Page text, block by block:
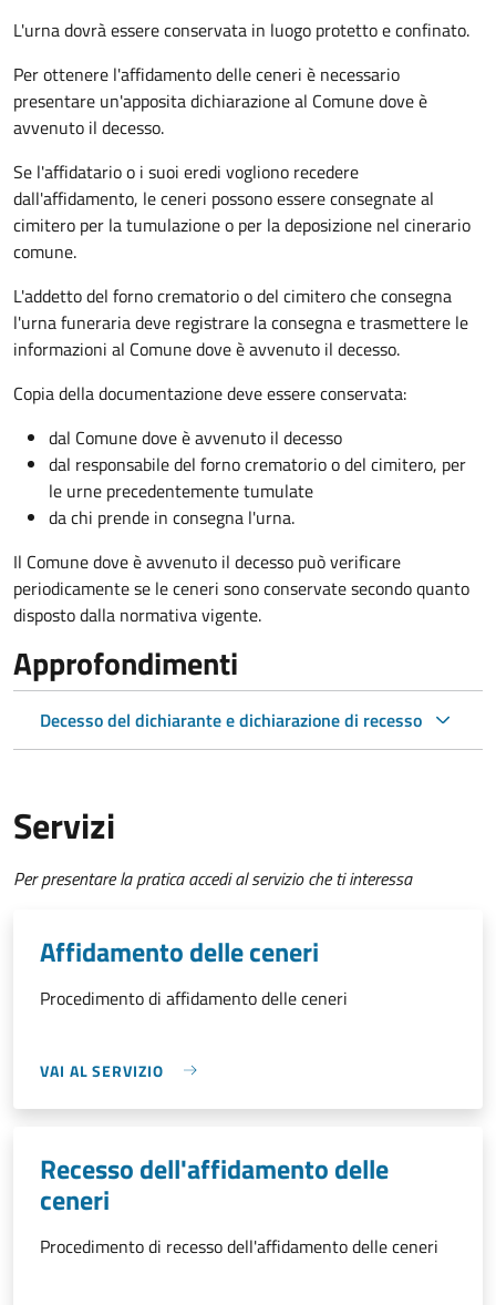
L'urna dovrà essere conservata in luogo protetto e confinato.
Per ottenere l'affidamento delle ceneri è necessario
presentare un'apposita dichiarazione al Comune dove è
avvenuto il decesso.
Se l'affidatario o i suoi eredi vogliono recedere
dall'affidamento, le ceneri possono essere consegnate al
cimitero per la tumulazione o per la deposizione nel cinerario
comune.
L'addetto del forno crematorio o del cimitero che consegna
l'urna funeraria deve registrare la consegna e trasmettere le
informazioni al Comune dove è avvenuto il decesso.
Copia della documentazione deve essere conservata:
dal Comune dove è avvenuto il decesso
dal responsabile del forno crematorio o del cimitero, per
le urne precedentemente tumulate
da chi prende in consegna l'urna.
Il Comune dove è avvenuto il decesso può verificare
periodicamente se le ceneri sono conservate secondo quanto
disposto dalla normativa vigente.
Approfondimenti
Decesso del dichiarante e dichiarazione di recesso
Servizi
Per presentare la pratica accedi al servizio che ti interessa
Affidamento delle ceneri
Procedimento di affidamento delle ceneri
VAI AL SERVIZIO
Recesso dell'affidamento delle
ceneri
Procedimento di recesso dell'affidamento delle ceneri